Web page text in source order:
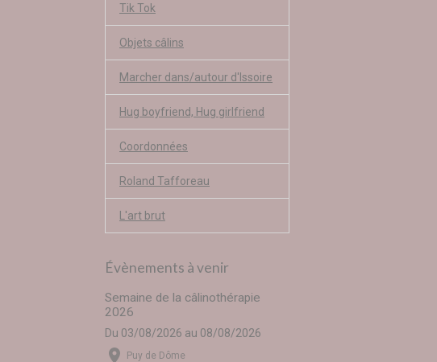
Tik Tok
Objets câlins
Marcher dans/autour d'Issoire
Hug boyfriend, Hug girlfriend
Coordonnées
Roland Tafforeau
L'art brut
Évènements à venir
Semaine de la câlinothérapie
2026
Du 03/08/2026 au 08/08/2026
Puy de Dôme